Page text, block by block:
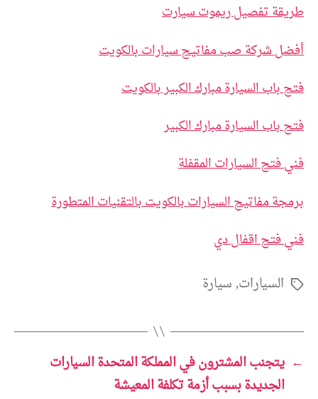
طريقة تفصيل ريموت سيارت
أفضل شركة صب مفاتيح سيارات بالكويت
فتح باب السيارة مبارك الكبير بالكويت
فتح باب السيارة مبارك الكبير
فني فتح السيارات المقفلة
برمجة مفاتيح السيارات بالكويت بالتقنيات المتطورة
فني فتح اقفال دي
الوسومالسيارات,سيارة
← يتجنب المشترون في المملكة المتحدة السيارات
الجديدة بسبب أزمة تكلفة المعيشة